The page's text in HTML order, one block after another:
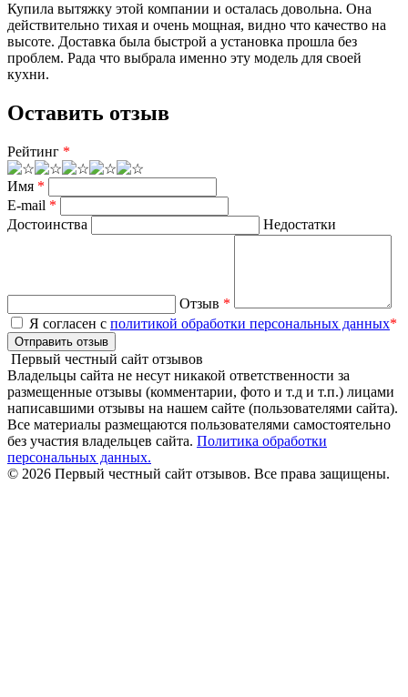
Купила вытяжку этой компании и осталась довольна. Она
действительно тихая и очень мощная, видно что качество на
высоте. Доставка была быстрой а установка прошла без
проблем. Рада что выбрала именно эту модель для своей
кухни.
Оставить отзыв
Рейтинг *
Имя *
E-mail *
Достоинства
Недостатки
Отзыв *
Я согласен с политикой обработки персональных данных*
Отправить отзыв
Первый честный сайт отзывов
Владельцы сайта не несут никакой ответственности за
размещенные отзывы (комментарии, фото и т.д и т.п.) лицами
написавшими отзывы на нашем сайте (пользователями сайта).
Все материалы размещаются пользователями самостоятельно
без участия владельцев сайта. Политика обработки
персональных данных.
© 2026 Первый честный сайт отзывов. Все права защищены.